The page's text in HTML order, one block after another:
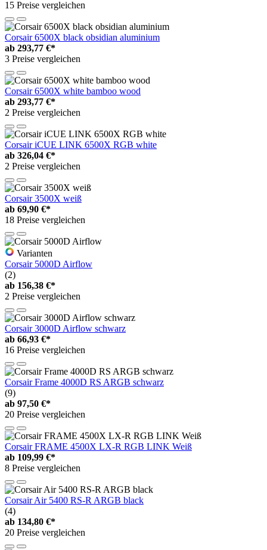
15 Preise vergleichen
Corsair 6500X black obsidian aluminium
ab 293,77 €*
3 Preise vergleichen
Corsair 6500X white bamboo wood
ab 293,77 €*
2 Preise vergleichen
Corsair iCUE LINK 6500X RGB white
ab 326,04 €*
2 Preise vergleichen
Corsair 3500X weiß
ab 69,90 €*
18 Preise vergleichen
Varianten
Corsair 5000D Airflow
(2)
ab 156,38 €*
2 Preise vergleichen
Corsair 3000D Airflow schwarz
ab 66,93 €*
16 Preise vergleichen
Corsair Frame 4000D RS ARGB schwarz
(9)
ab 97,50 €*
20 Preise vergleichen
Corsair FRAME 4500X LX-R RGB LINK Weiß
ab 109,99 €*
8 Preise vergleichen
Corsair Air 5400 RS-R ARGB black
(4)
ab 134,80 €*
20 Preise vergleichen